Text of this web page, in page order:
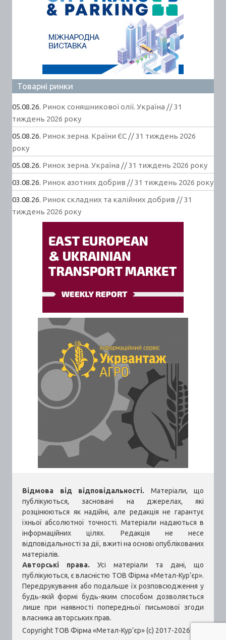
Товарні ринки
05.08.26. Ринок соняшникової олії. Україна // 31
тиждень 2026 року
05.08.26. Ринок зерна. Країни ЄС // 31 тиждень 2026
року
05.08.26. Ринок зерна. Україна // 31 тиждень 2026 року
03.08.26. Ринок азотних добрив // 31 тиждень 2026 року
03.08.26. Ринок складних та калійних добрив // 31
тиждень 2026 року
Відмова від відповідальності. Матеріали, що
публікуються, засновані на джерелах, які
розцінюються як надійні, але редакція не гарантує
їхньої абсолютної точності. Матеріали надаються в
інформаційних цілях. Редакція не несе
відповідальності за дії, вжиті на основі опублікованих
матеріалів.
Авторські права. Усі матеріали та дані, що
публікуються, є власністю ТОВ Фірма «Метал-Кур’єр».
Передрукування або подальше їх розповсюдження у
будь-якій формі будь-яким способом дозволяється
лише при наявності попередньої письмової згоди
власника авторських прав.
Copyright ТОВ Фірма «Метал-Кур’єр» (c) 2017-2026